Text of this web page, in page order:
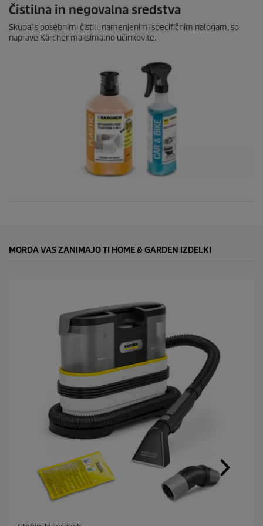
Čistilna in negovalna sredstva
Skupaj s posebnimi čistili, namenjenimi specifičnim nalogam, so
naprave Kärcher maksimalno učinkovite.
MORDA VAS ZANIMAJO TI HOME & GARDEN IZDELKI